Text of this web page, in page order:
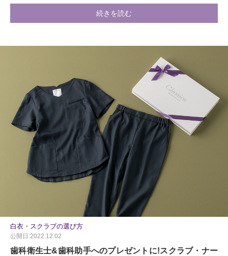
続きを読む
白衣・スクラブの選び方
公開日:2022.12.02
歯科衛生士&歯科助手へのプレゼントに!スクラブ・ナー